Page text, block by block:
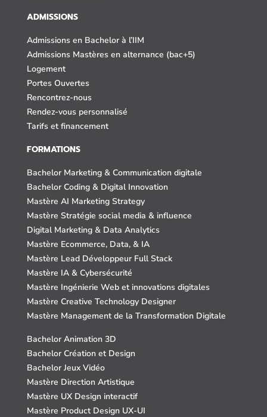
ADMISSIONS
Admissions en Bachelor à l’IIM
Admissions Mastères en alternance (bac+5)
Logement
Portes Ouvertes
Rencontrez-nous
Rendez-vous personnalisé
Tarifs et financement
FORMATIONS
Bachelor Marketing & Communication digitale
Bachelor Coding & Digital Innovation
Mastère AI Marketing Strategy
Mastère Stratégie social media & influence
Digital Marketing & Data Analytics
Mastère Ecommerce, Data, & IA
Mastère Lead Développeur Full Stack
Mastère IA & Cybersécurité
Mastère Ingénierie Web et innovations digitales
Mastère Creative Technology Designer
Mastère Management de la Transformation Digitale
Bachelor Animation 3D
Bachelor Création et Design
Bachelor Jeux Vidéo
Mastère Direction Artistique
Mastère UX Design interactif
Mastère Product Design UX-UI